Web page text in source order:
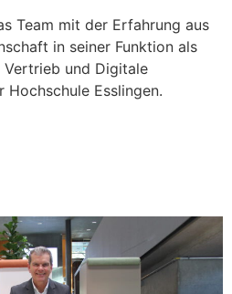
Team mit der Erfahrung aus
in seiner Funktion als
und Digitale
Hochschule Esslingen.